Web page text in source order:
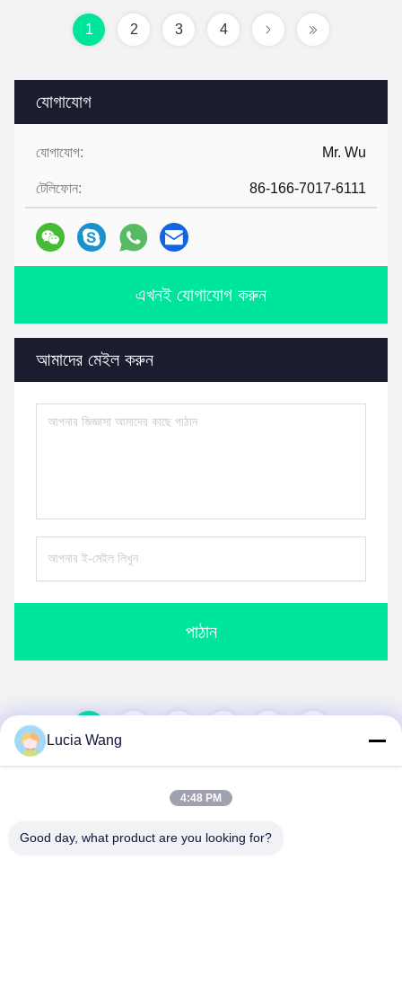
যোগাযোগ
যোগাযোগ: Mr. Wu
টেলিফোন: 86-166-7017-6111
এখনই যোগাযোগ করুন
আমাদের মেইল করুন
পাঠান
1 2 3 4
Lucia Wang
4:48 PM
Good day, what product are you looking for?